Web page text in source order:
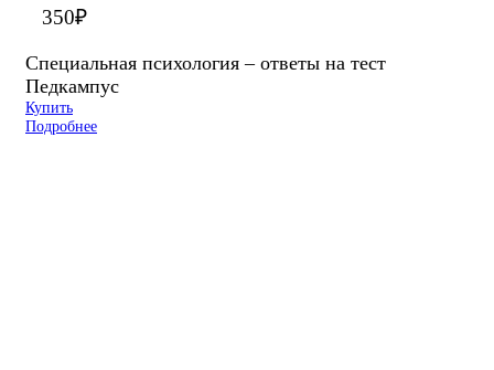
350₽
Специальная психология – ответы на тест
Педкампус
Купить
Подробнее